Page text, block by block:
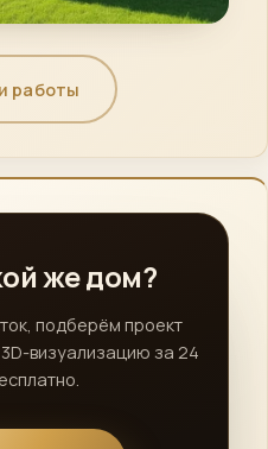
работы
же дом?
подберём проект
визуализацию за 24